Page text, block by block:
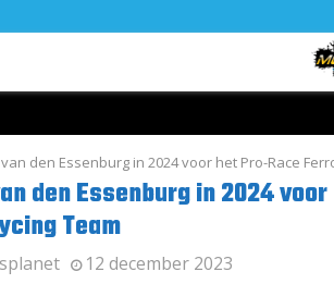
den Essenburg in 2024 voor het Pro-Race
den Essenburg in 2024
Team
12 december 2023